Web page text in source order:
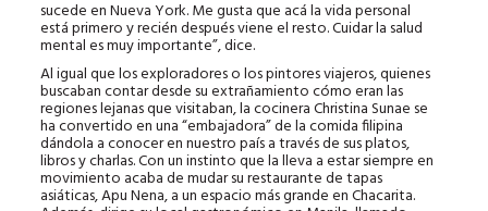
sucede en Nueva York. Me gusta que acá la vida personal
está primero y recién después viene el resto. Cuidar la salud
mental es muy importante”, dice.
Al igual que los exploradores o los pintores viajeros, quienes
buscaban contar desde su extrañamiento cómo eran las
regiones lejanas que visitaban, la cocinera Christina Sunae se
ha convertido en una “embajadora” de la comida filipina
dándola a conocer en nuestro país a través de sus platos,
libros y charlas. Con un instinto que la lleva a estar siempre en
movimiento acaba de mudar su restaurante de tapas
asiáticas, Apu Nena, a un espacio más grande en Chacarita.